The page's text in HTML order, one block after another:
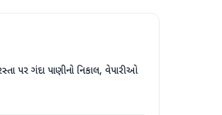
પર ગંદા પાણીનો નિકાલ, વેપારીઓ